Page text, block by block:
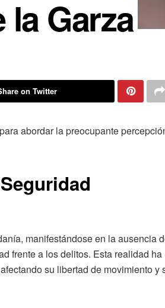
la Garza
on Twitter
abordar la preocupante
manifestándose en la ausencia
frente a los delitos. Esta realidad ha
su libertad de movimiento y